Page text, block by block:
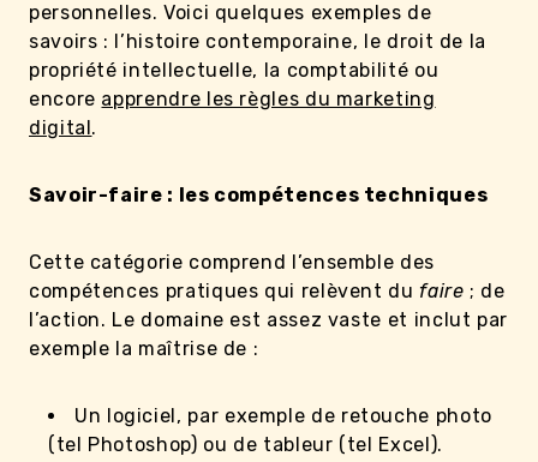
personnelles. Voici quelques exemples de
savoirs : l’histoire contemporaine, le droit de la
propriété intellectuelle, la comptabilité ou
encore apprendre les règles du marketing
digital .
Savoir-faire : les compétences techniques
Cette catégorie comprend l’ensemble des
compétences pratiques qui relèvent du faire ; de
l’action. Le domaine est assez vaste et inclut par
exemple la maîtrise de :
Un logiciel, par exemple de retouche photo
(tel Photoshop) ou de tableur (tel Excel).